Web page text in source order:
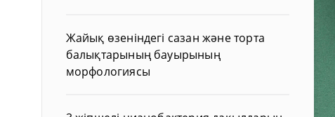
Жайық өзеніндегі сазан және торта
балықтарының бауырының
морфологиясы